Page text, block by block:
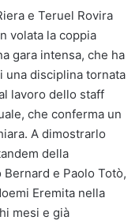
e Teruel Rovira
volata la coppia
gara intensa, che ha
disciplina tornata
lavoro dello staff
che conferma un
A dimostrarlo
della
e Paolo Totò,
Eremita nella
mesi e già